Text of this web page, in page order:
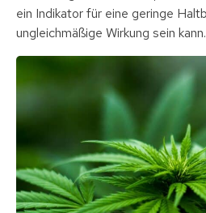
ein Indikator für eine geringe
ungleichmäßige Wirkung sein